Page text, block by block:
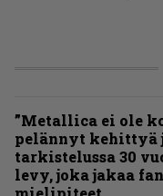
”Metallica ei ole
pelännyt kehittyä
tarkistelussa 30
levy, joka jakaa